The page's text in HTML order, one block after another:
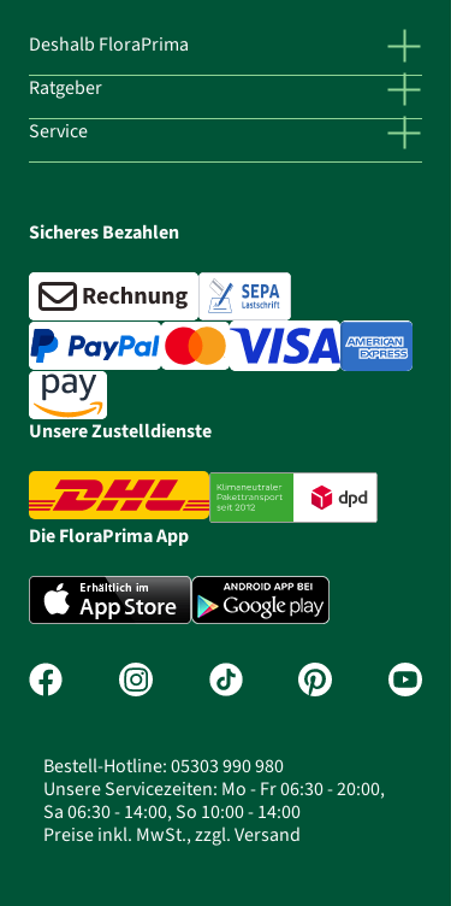
Deshalb FloraPrima
Ratgeber
Service
Sicheres Bezahlen
Unsere Zustelldienste
Die FloraPrima App
Bestell-Hotline: 05303 990 980
Unsere Servicezeiten: Mo - Fr 06:30 - 20:00,
Sa 06:30 - 14:00, So 10:00 - 14:00
Preise inkl. MwSt., zzgl. Versand